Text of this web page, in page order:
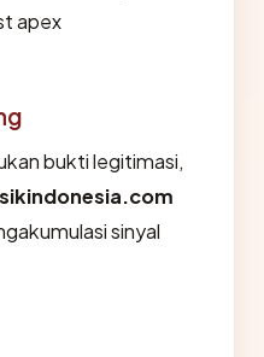
apex
bukti legitimasi,
sinyal